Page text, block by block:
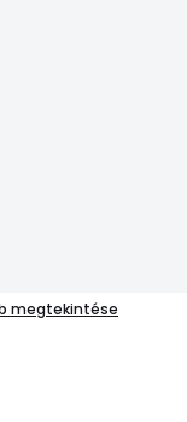
megtekintése